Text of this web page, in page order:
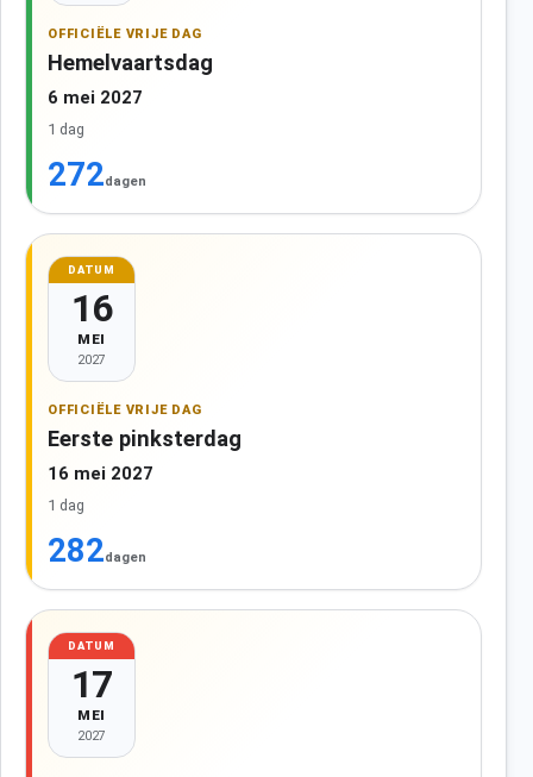
OFFICIËLE VRIJE DAG
Hemelvaartsdag
6 mei 2027
1 dag
272dagen
DATUM
16
MEI
2027
OFFICIËLE VRIJE DAG
Eerste pinksterdag
16 mei 2027
1 dag
282dagen
DATUM
17
MEI
2027